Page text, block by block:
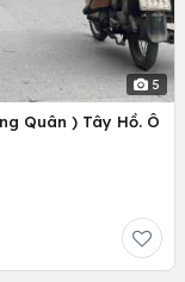
5
Quân ) Tây Hồ. Ô